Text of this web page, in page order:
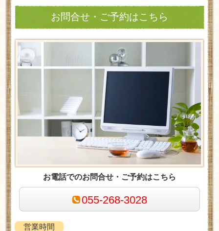
お問合せ・ご予約はこちら
お電話でのお問合せ・ご予約はこちら
055-268-3028
営業時間